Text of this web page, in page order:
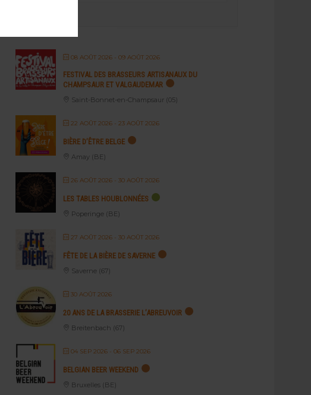
08 AOÛT 2026 - 09 AOÛT 2026
FESTIVAL DES BRASSEURS ARTISANAUX DU
CHAMPSAUR ET VALGAUDEMAR
Saint-Bonnet-en-Champsaur (05)
22 AOÛT 2026 - 23 AOÛT 2026
BIÈRE D’ÊTRE BELGE
Amay (BE)
26 AOÛT 2026 - 30 AOÛT 2026
LES TABLES HOUBLONNÉES
Poperinge (BE)
27 AOÛT 2026 - 30 AOÛT 2026
FÊTE DE LA BIÈRE DE SAVERNE
Saverne (67)
30 AOÛT 2026
20 ANS DE LA BRASSERIE L’ABREUVOIR
Breitenbach (67)
04 SEP 2026 - 06 SEP 2026
BELGIAN BEER WEEKEND
Bruxelles (BE)